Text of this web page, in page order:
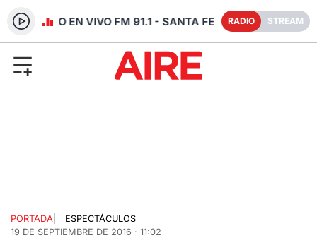
RADIO EN VIVO FM 91.1 - SANTA FE RADIO STREAM
PORTADA
ESPECTÁCULOS
19 DE SEPTIEMBRE DE 2016 · 11:02